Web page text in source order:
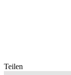
Teilen